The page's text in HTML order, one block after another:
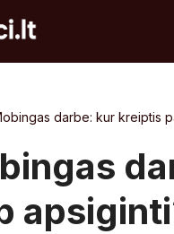
darbe: kur kreiptis